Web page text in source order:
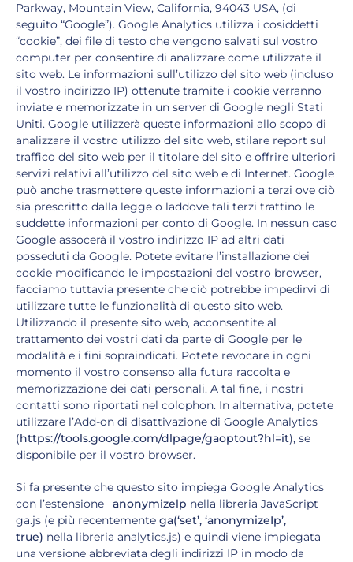
Parkway, Mountain View, California, 94043 USA, (di
seguito “Google”). Google Analytics utilizza i cosiddetti
“cookie”, dei file di testo che vengono salvati sul vostro
computer per consentire di analizzare come utilizzate il
sito web. Le informazioni sull’utilizzo del sito web (incluso
il vostro indirizzo IP) ottenute tramite i cookie verranno
inviate e memorizzate in un server di Google negli Stati
Uniti. Google utilizzerà queste informazioni allo scopo di
analizzare il vostro utilizzo del sito web, stilare report sul
traffico del sito web per il titolare del sito e offrire ulteriori
servizi relativi all’utilizzo del sito web e di Internet. Google
può anche trasmettere queste informazioni a terzi ove ciò
sia prescritto dalla legge o laddove tali terzi trattino le
suddette informazioni per conto di Google. In nessun caso
Google assocerà il vostro indirizzo IP ad altri dati
posseduti da Google. Potete evitare l’installazione dei
cookie modificando le impostazioni del vostro browser,
facciamo tuttavia presente che ciò potrebbe impedirvi di
utilizzare tutte le funzionalità di questo sito web.
Utilizzando il presente sito web, acconsentite al
trattamento dei vostri dati da parte di Google per le
modalità e i fini sopraindicati. Potete revocare in ogni
momento il vostro consenso alla futura raccolta e
memorizzazione dei dati personali. A tal fine, i nostri
contatti sono riportati nel colophon. In alternativa, potete
utilizzare l’Add-on di disattivazione di Google Analytics
(https://tools.google.com/dlpage/gaoptout?hl=it), se
disponibile per il vostro browser.
Si fa presente che questo sito impiega Google Analytics
con l’estensione
_anonymizelp nella libreria JavaScript
ga.js (e più recentemente ga(‘set’, ‘anonymizeIp’,
true) nella libreria analytics.js) e quindi viene impiegata
una versione abbreviata degli indirizzi IP in modo da